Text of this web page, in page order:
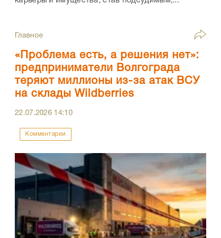
Главное
«Проблема есть, а решения нет»:
предприниматели Волгограда
теряют миллионы из-за атак ВСУ
на склады Wildberries
22.07.2026 14:10
Комментарии